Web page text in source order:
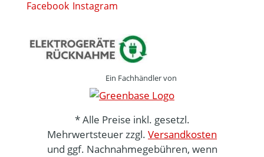
Ein Fachhändler von
* Alle Preise inkl. gesetzl.
Mehrwertsteuer zzgl. Versandkosten
und ggf. Nachnahmegebühren, wenn